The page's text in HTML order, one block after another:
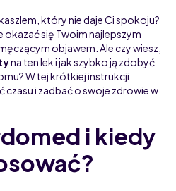
który nie daje Ci spokoju?
okazać się Twoim najlepszym
objawem. Ale czy wiesz,
na ten lek i jak szybko ją zdobyć
W tej krótkiej instrukcji
i zadbać o swoje zdrowie w
i kiedy